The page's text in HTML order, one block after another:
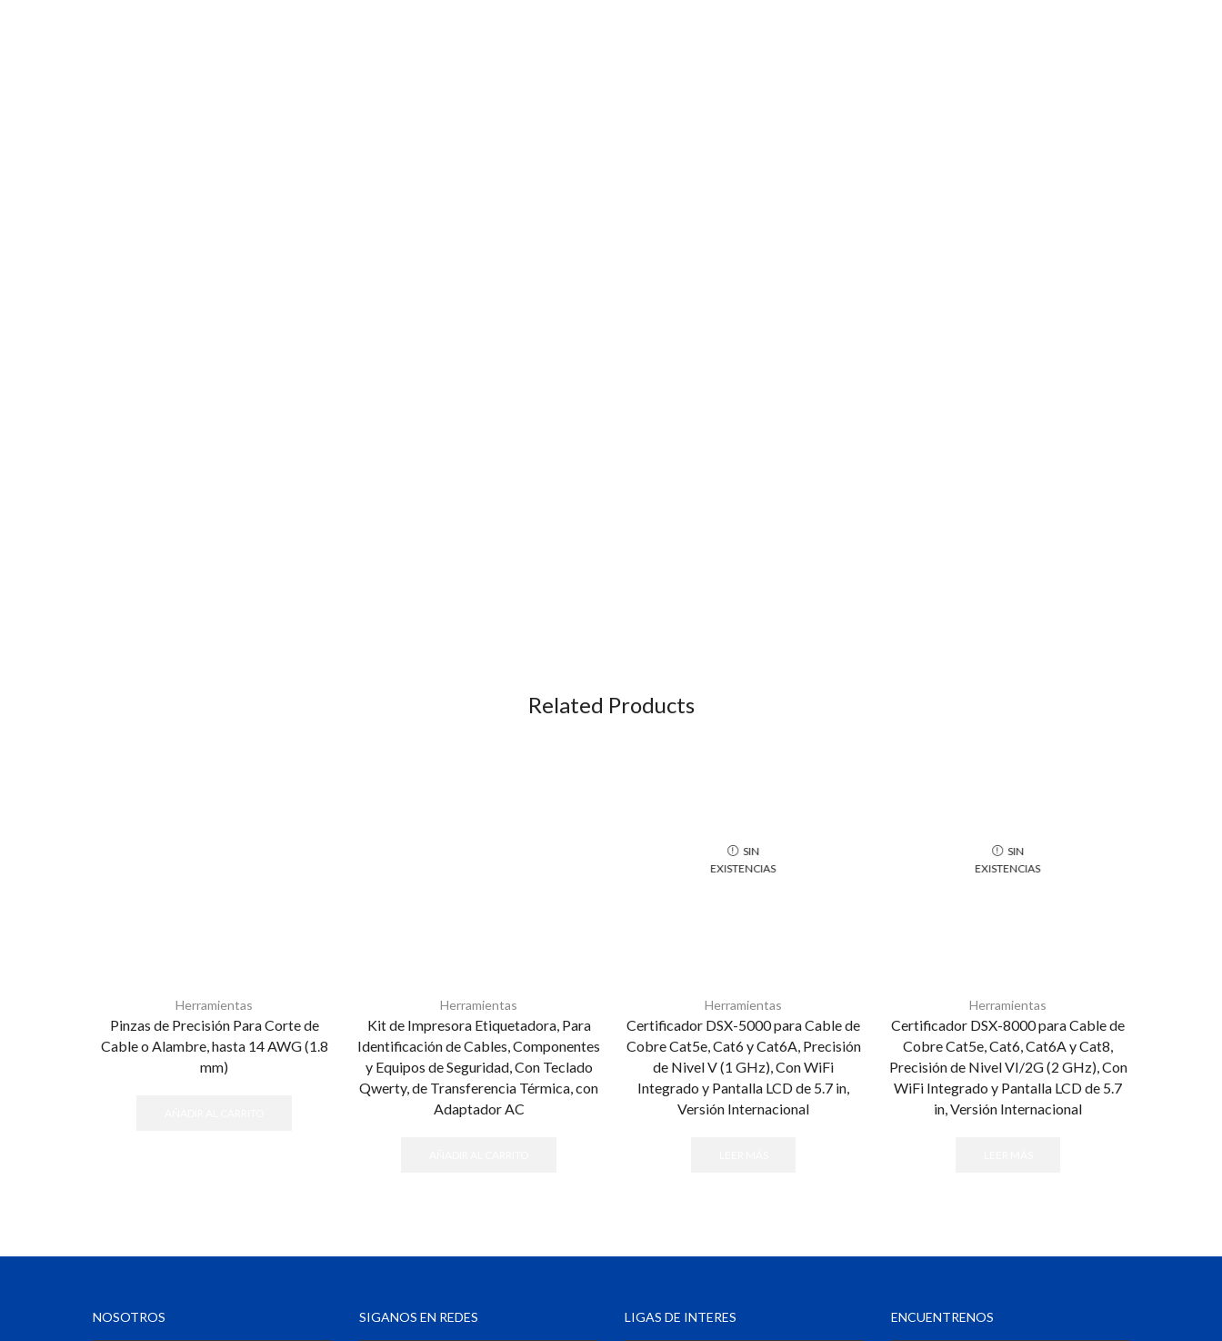
Related Products
Herramientas
Pinzas de Precisión Para Corte de
Cable o Alambre, hasta 14 AWG (1.8
mm)
Herramientas
Kit de Impresora Etiquetadora, Para
Identificación de Cables, Componentes
y Equipos de Seguridad, Con Teclado
Qwerty, de Transferencia Térmica, con
Adaptador AC
SIN
EXISTENCIAS
Herramientas
Certificador DSX-5000 para Cable de
Cobre Cat5e, Cat6 y Cat6A, Precisión
de Nivel V (1 GHz), Con WiFi
Integrado y Pantalla LCD de 5.7 in,
Versión Internacional
SIN
EXISTENCIAS
Herramientas
Certificador DSX-8000 para Cable de
Cobre Cat5e, Cat6, Cat6A y Cat8,
Precisión de Nivel VI/2G (2 GHz), Con
WiFi Integrado y Pantalla LCD de 5.7
in, Versión Internacional
NOSOTROS SIGANOS EN REDES LIGAS DE INTERES ENCUENTRENOS